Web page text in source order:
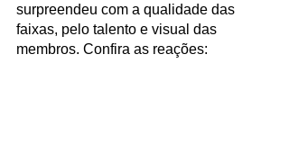
surpreendeu com a qualidade das
faixas, pelo talento e visual das
membros. Confira as reações: